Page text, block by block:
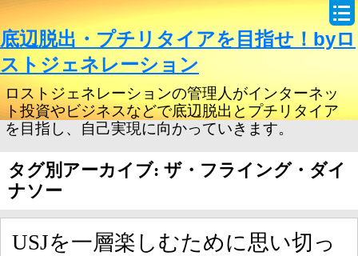
底辺脱出・プチリタイアを目指せ！byロ
ストジェネレーション
ロストジェネレーションの管理人がインターネッ
ト投資やビジネスなどで底辺脱出とプチリタイア
を目指し、自己実現に向かっていきます。
タグ別アーカイブ: ザ・フライング・ダイ
ナソー
USJを一層楽しむために思い切っ